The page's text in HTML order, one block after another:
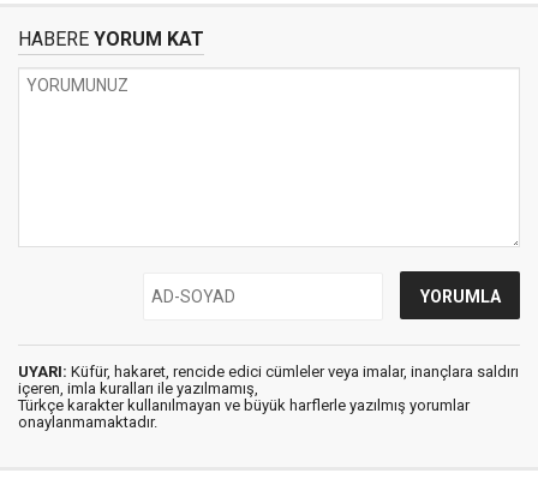
HABERE YORUM KAT
UYARI: Küfür, hakaret, rencide edici cümleler veya imalar, inançlara saldırı
içeren, imla kuralları ile yazılmamış,
Türkçe karakter kullanılmayan ve büyük harflerle yazılmış yorumlar
onaylanmamaktadır.